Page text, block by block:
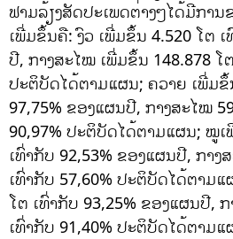
ຟາມລ້ຽງສັດປະເພດຕ່າງໆໄດ້ມີກາ
ເພີ່ມຂຶ້ນຄື: ງົວ ເພີ່ມຂຶ້ນ 4.520 ໂຕ
ປີ, ກາງສະໄໝ ເພີ່ມຂຶ້ນ 148.878 ໂ
ປະຕິບັດໄດ້ຕາມແຜນ; ຄວາຍ ເພີ່ມຂຶ້
97,75% ຂອງແຜນປີ, ກາງສະໄໝ
90,97% ປະຕິບັດໄດ້ຕາມແຜນ; ໝູເ
ເທົ່າກັບ 92,53% ຂອງແຜນປີ, ກາງ
ເທົ່າກັບ 57,60% ປະຕິບັດໄດ້ຕາມ
ໂຕ ເທົ່າກັບ 93,25% ຂອງແຜນປີ,
ເທົ່າກັບ 91,40% ປະຕິບັດໄດ້ຕາມແ